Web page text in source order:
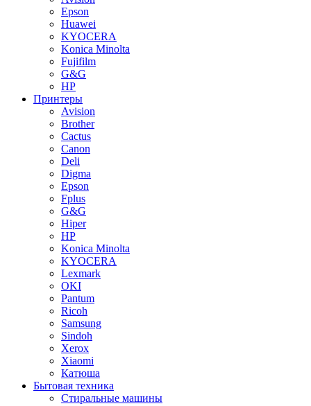
Epson
Huawei
KYOCERA
Konica Minolta
Fujifilm
G&G
HP
Принтеры
Avision
Brother
Cactus
Canon
Deli
Digma
Epson
Fplus
G&G
Hiper
HP
Konica Minolta
KYOCERA
Lexmark
OKI
Pantum
Ricoh
Samsung
Sindoh
Xerox
Xiaomi
Катюша
Бытовая техника
Стиральные машины